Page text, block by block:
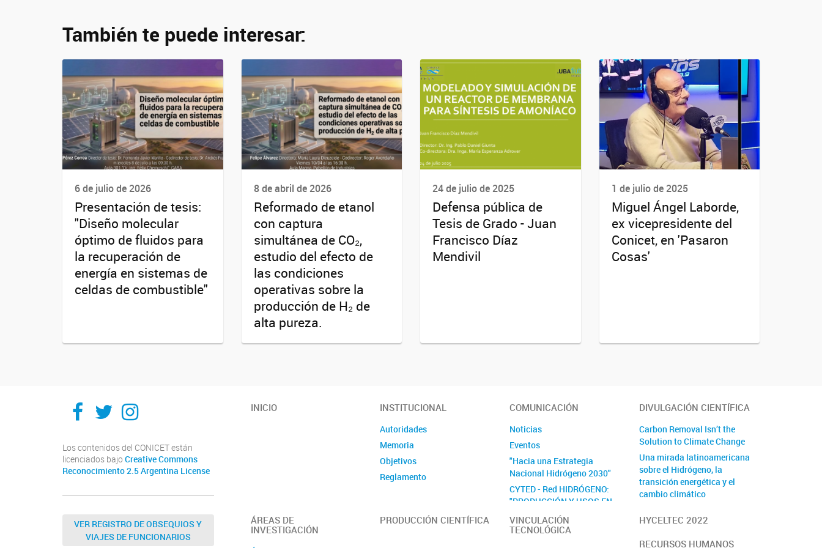
También te puede interesar:
6 de julio de 2026
Presentación de tesis:
"Diseño molecular
óptimo de fluidos para
la recuperación de
energía en sistemas de
celdas de combustible"
8 de abril de 2026
Reformado de etanol
con captura
simultánea de CO₂,
estudio del efecto de
las condiciones
operativas sobre la
producción de H₂ de
alta pureza.
24 de julio de 2025
Defensa pública de
Tesis de Grado - Juan
Francisco Díaz
Mendivil
1 de julio de 2025
Miguel Ángel Laborde,
ex vicepresidente del
Conicet, en 'Pasaron
Cosas'
IthesIthesIthes
Los contenidos del CONICET están
licenciados bajo Creative Commons
Reconocimiento 2.5 Argentina License
VER REGISTRO DE OBSEQUIOS Y
VIAJES DE FUNCIONARIOS
INICIO INSTITUCIONAL
Autoridades
Memoria
Objetivos
Reglamento
COMUNICACIÓN
Noticias
Eventos
"Hacia una Estrategia
Nacional Hidrógeno 2030"
CYTED - Red HIDRÓGENO:
"PRODUCCIÓN Y USOS EN
EL TRANSPORTE Y EL
SECTOR ELÉCTRICO" -
DIVULGACIÓN CIENTÍFICA
Carbon Removal Isn’t the
Solution to Climate Change
Una mirada latinoamericana
sobre el Hidrógeno, la
transición energética y el
cambio climático
ÁREAS DE
INVESTIGACIÓN
PRODUCCIÓN CIENTÍFICA
VINCULACIÓN
TECNOLÓGICA
HYCELTEC 2022
RECURSOS HUMANOS